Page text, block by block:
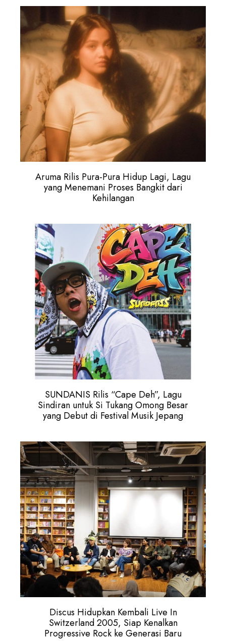
Aruma Rilis Pura-Pura Hidup Lagi, Lagu
yang Menemani Proses Bangkit dari
Kehilangan
SUNDANIS Rilis “Cape Deh”, Lagu
Sindiran untuk Si Tukang Omong Besar
yang Debut di Festival Musik Jepang
Discus Hidupkan Kembali Live In
Switzerland 2005, Siap Kenalkan
Progressive Rock ke Generasi Baru